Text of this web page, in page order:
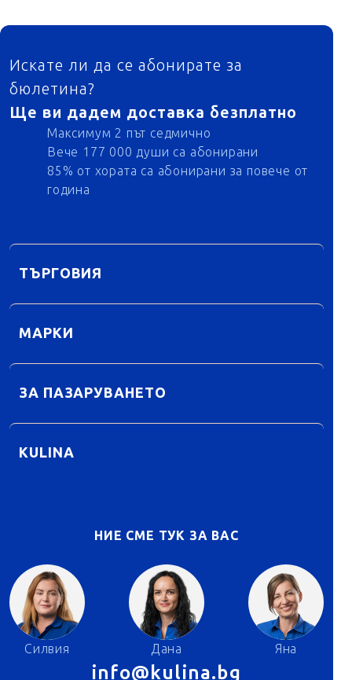
ФУТЕР
Искате ли да се абонирате за
бюлетина?
Ще ви дадем доставка безплатно
Максимум 2 път седмично
Вече 177 000 души са абонирани
85% от хората са абонирани за повече от
година
ТЪРГОВИЯ
МАРКИ
ЗА ПАЗАРУВАНЕТО
KULINA
НИЕ СМЕ ТУК ЗА ВАС
Силвия Дана Яна
info@kulina.bg